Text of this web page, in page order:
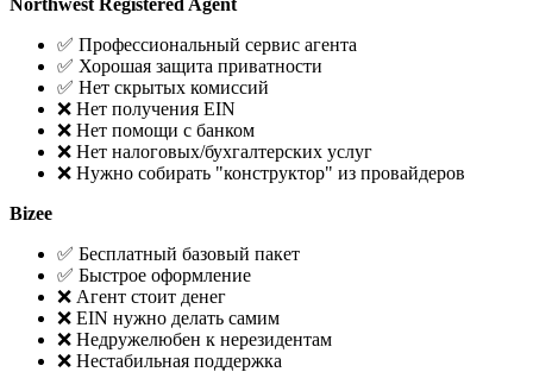
Northwest Registered Agent
✅ Профессиональный сервис агента
✅ Хорошая защита приватности
✅ Нет скрытых комиссий
❌ Нет получения EIN
❌ Нет помощи с банком
❌ Нет налоговых/бухгалтерских услуг
❌ Нужно собирать "конструктор" из провайдеров
Bizee
✅ Бесплатный базовый пакет
✅ Быстрое оформление
❌ Агент стоит денег
❌ EIN нужно делать самим
❌ Недружелюбен к нерезидентам
❌ Нестабильная поддержка